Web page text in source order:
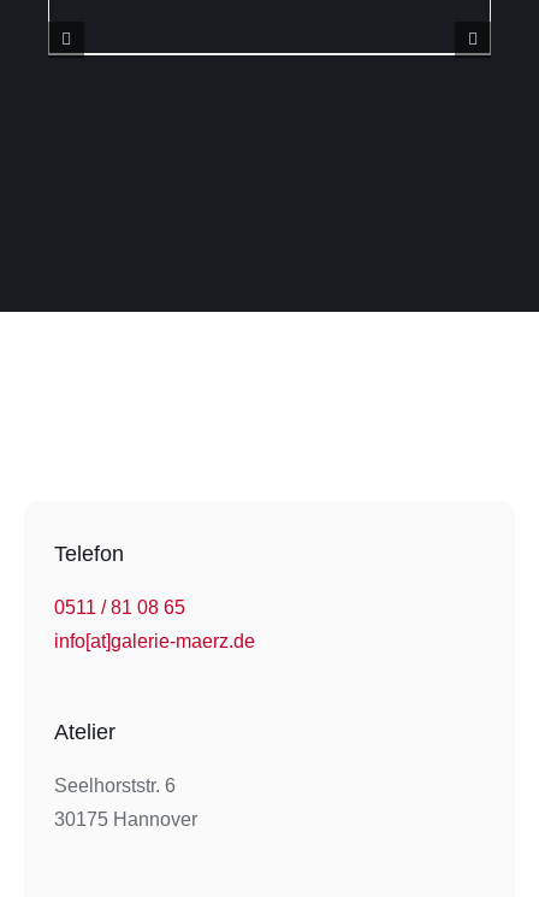
Telefon
0511 / 81 08 65
info[at]galerie-maerz.de
Atelier
Seelhorststr. 6
30175 Hannover